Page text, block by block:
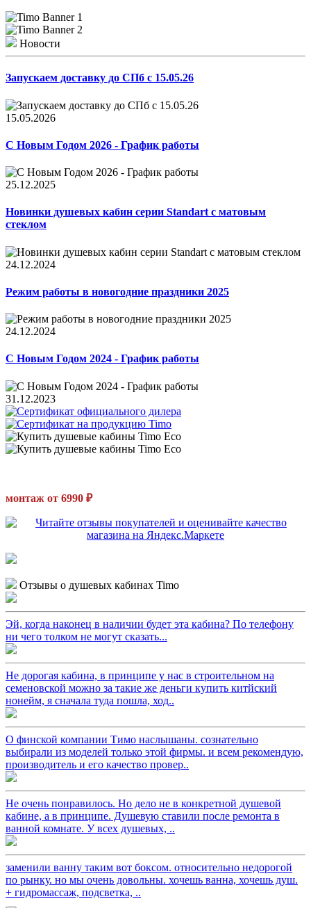
Новости
Запускаем доставку до СПб с 15.05.26
15.05.2026
С Новым Годом 2026 - График работы
25.12.2025
Новинки душевых кабин серии Standart с матовым
стеклом
24.12.2024
Режим работы в новогодние праздники 2025
24.12.2024
С Новым Годом 2024 - График работы
31.12.2023
монтаж от 6990 ₽
Отзывы о душевых кабинах Timo
Эй, когда наконец в наличии будет эта кабина? По телефону
ни чего толком не могут сказать...
Не дорогая кабина, в принципе у нас в строительном на
семеновской можно за такие же деньги купить китйский
нонейм, я сначала туда пошла, ход..
О финской компании Тимо наслышаны. сознательно
выбирали из моделей только этой фирмы. и всем рекомендую,
производитель и его качество провер..
Не очень понравилось. Но дело не в конкретной душевой
кабине, а в принципе. Душевую ставили после ремонта в
ванной комнате. У всех душевых, ..
заменили ванну таким вот боксом. относительно недорогой
по рынку. но мы очень довольны. хочешь ванна, хочешь душ.
+ гидромассаж, подсветка, ..